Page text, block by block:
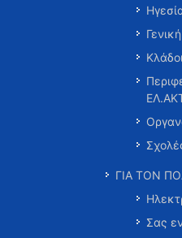
ΓΙΑ ΤΟΝ
Σας